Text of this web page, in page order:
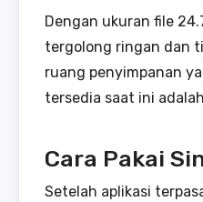
Dengan ukuran file
tergolong ringan dan
ruang penyimpanan
tersedia saat ini
Cara Pakai
Setelah aplikasi